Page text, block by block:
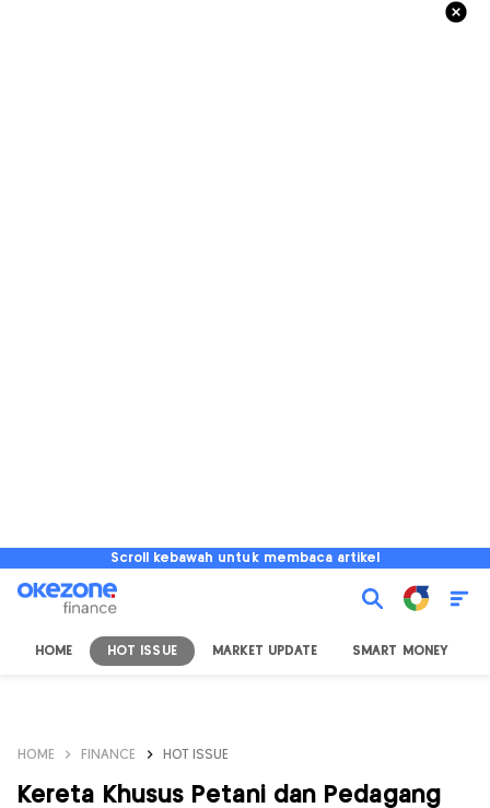
Scroll kebawah untuk membaca artikel
HOME HOT ISSUE MARKET UPDATE SMART MONEY
HOME FINANCE HOT ISSUE
Kereta Khusus Petani dan Pedagang